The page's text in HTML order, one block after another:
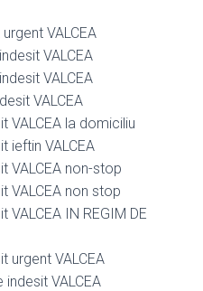
VALCEA
VALCEA
VALCEA
VALCEA
VALCEA la domiciliu
ieftin VALCEA
VALCEA non-stop
VALCEA non stop
IN REGIM DE
urgent VALCEA
VALCEA